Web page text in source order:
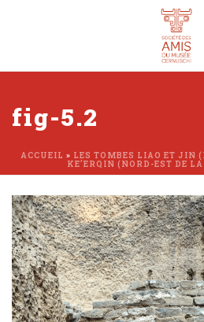
fig-5.2
ACCUEIL » LES TOMBES LIAO ET JIN
KE’ERQIN (NORD-EST DE